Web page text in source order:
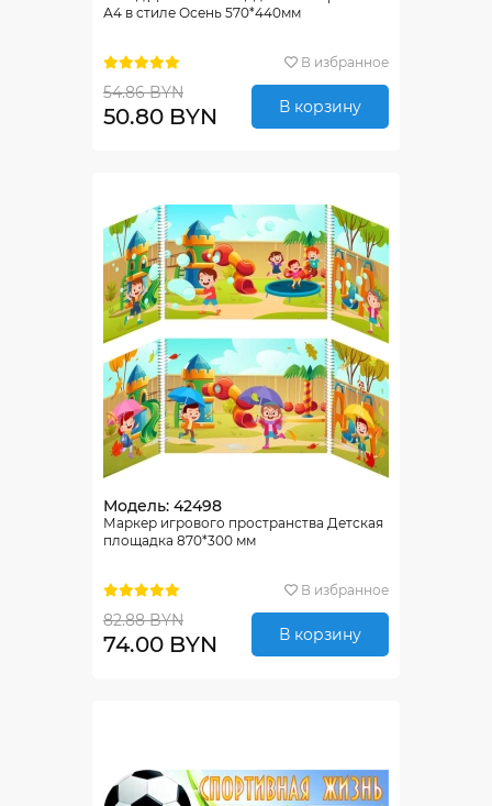
А4 в стиле Осень 570*440мм
В избранное
54.86 BYN
50.80 BYN В корзину
Модель: 42498
Маркер игрового пространства Детская
площадка 870*300 мм
В избранное
82.88 BYN
74.00 BYN В корзину